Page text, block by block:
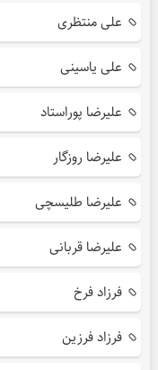
علی منتظری
علی یاسینی
علیرضا پوراستاد
علیرضا روزگار
علیرضا طلیسچی
علیرضا قربانی
فرزاد فرخ
فرزاد فرزین